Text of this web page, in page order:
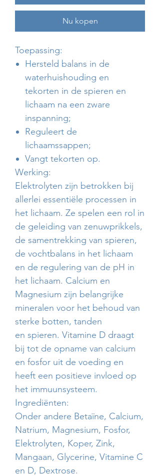
Nu kopen
Toepassing:
Hersteld balans in de
waterhuishouding en
tekorten in de spieren en
lichaam na een zware
inspanning;
Reguleert de
lichaamssappen;
Vangt tekorten op.
Werking:
Elektrolyten zijn betrokken bij
allerlei essentiële processen in
het lichaam. Ze spelen een rol in
de geleiding van zenuwprikkels,
de samentrekking van spieren,
de vochtbalans in het lichaam
en de regulering van de pH in
het lichaam. Calcium en
Magnesium zijn belangrijke
mineralen voor het behoud van
sterke botten, tanden
en spieren. Vitamine D draagt
bij tot de opname van calcium
en fosfor uit de voeding en
heeft een positieve invloed op
het immuunsysteem.
Ingrediënten:
Onder andere Betaïne, Calcium,
Natrium, Magnesium, Fosfor,
Elektrolyten, Koper, Zink,
Mangaan, Glycerine, Vitamine C
en D, Dextrose.